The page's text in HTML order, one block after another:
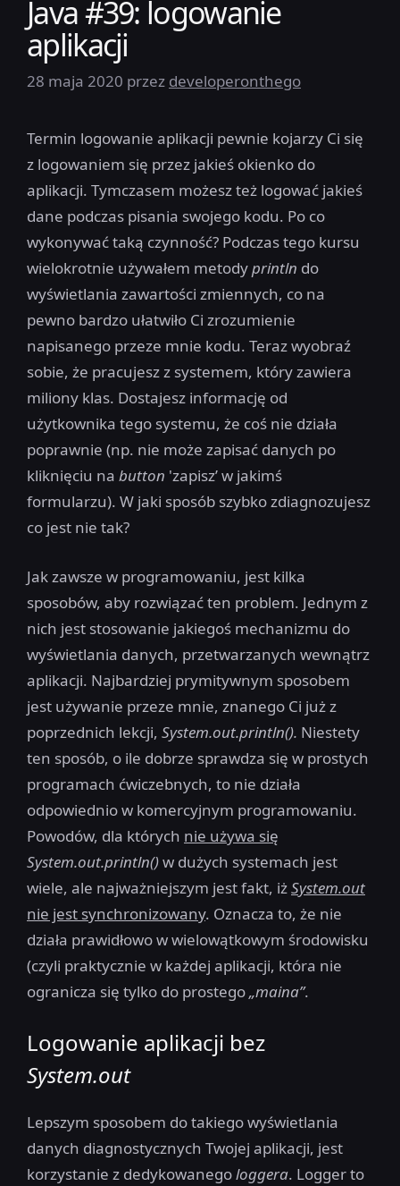
Java #39: logowanie
aplikacji
28 maja 2020 przez developeronthego
Termin logowanie aplikacji pewnie kojarzy Ci się
z logowaniem się przez jakieś okienko do
aplikacji. Tymczasem możesz też logować jakieś
dane podczas pisania swojego kodu. Po co
wykonywać taką czynność? Podczas tego kursu
wielokrotnie używałem metodyprintln do
wyświetlania zawartości zmiennych, co na
pewno bardzo ułatwiło Ci zrozumienie
napisanego przeze mnie kodu. Teraz wyobraź
sobie, że pracujesz z systemem, który zawiera
miliony klas. Dostajesz informację od
użytkownika tego systemu, że coś nie działa
poprawnie (np. nie może zapisać danych po
kliknięciu na button 'zapisz’ w jakimś
formularzu). W jaki sposób szybko zdiagnozujesz
co jest nie tak?
Jak zawsze w programowaniu, jest kilka
sposobów, aby rozwiązać ten problem. Jednym z
nich jest stosowanie jakiegoś mechanizmu do
wyświetlania danych, przetwarzanych wewnątrz
aplikacji. Najbardziej prymitywnym sposobem
jest używanie przeze mnie, znanego Ci już z
poprzednich lekcji, System.out.println(). Niestety
ten sposób, o ile dobrze sprawdza się w prostych
programach ćwiczebnych, to nie działa
odpowiednio w komercyjnym programowaniu.
Powodów, dla których nie używa się
System.out.println()w dużych systemach jest
wiele, ale najważniejszym jest fakt, iżSystem.out
nie jest synchronizowany. Oznacza to, że nie
działa prawidłowo w wielowątkowym środowisku
(czyli praktycznie w każdej aplikacji, która nie
ogranicza się tylko do prostego„maina”.
Logowanie aplikacji bez
System.out
Lepszym sposobem do takiego wyświetlania
danych diagnostycznych Twojej aplikacji, jest
korzystanie z dedykowanegologgera. Logger to